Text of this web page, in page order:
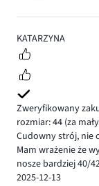
5
KATARZYNA
Zweryfikowany
rozmiar: 44 (za
Cudowny strój, nie
Mam wrażenie że
nosze bardziej 40/
2025-12-13